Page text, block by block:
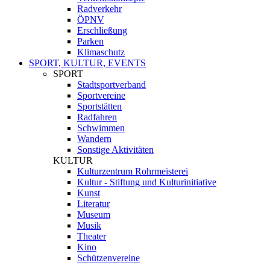
Radverkehr
ÖPNV
Erschließung
Parken
Klimaschutz
SPORT, KULTUR, EVENTS
SPORT
Stadtsportverband
Sportvereine
Sportstätten
Radfahren
Schwimmen
Wandern
Sonstige Aktivitäten
KULTUR
Kulturzentrum Rohrmeisterei
Kultur - Stiftung und Kulturinitiative
Kunst
Literatur
Museum
Musik
Theater
Kino
Schützenvereine